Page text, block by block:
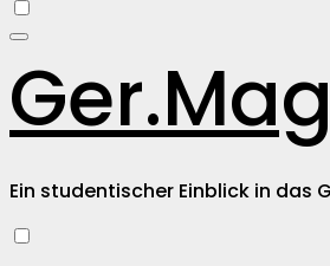
Ein studentischer Einblick in